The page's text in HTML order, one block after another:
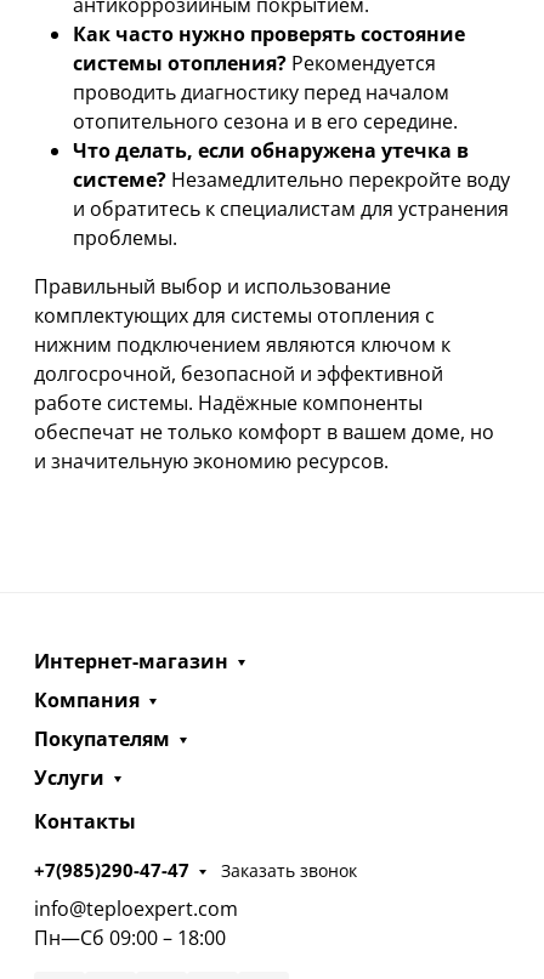
Как часто нужно проверять состояние
системы отопления? Рекомендуется
проводить диагностику перед началом
отопительного сезона и в его середине.
Что делать, если обнаружена утечка в
системе? Незамедлительно перекройте воду
и обратитесь к специалистам для устранения
проблемы.
Правильный выбор и использование
комплектующих для системы отопления с
нижним подключением являются ключом к
долгосрочной, безопасной и эффективной
работе системы. Надёжные компоненты
обеспечат не только комфорт в вашем доме, но
и значительную экономию ресурсов.
Интернет-магазин
Компания
Покупателям
Услуги
Контакты
+7(985)290-47-47 Заказать звонок
info@teploexpert.com
Пн—Сб 09:00 – 18:00